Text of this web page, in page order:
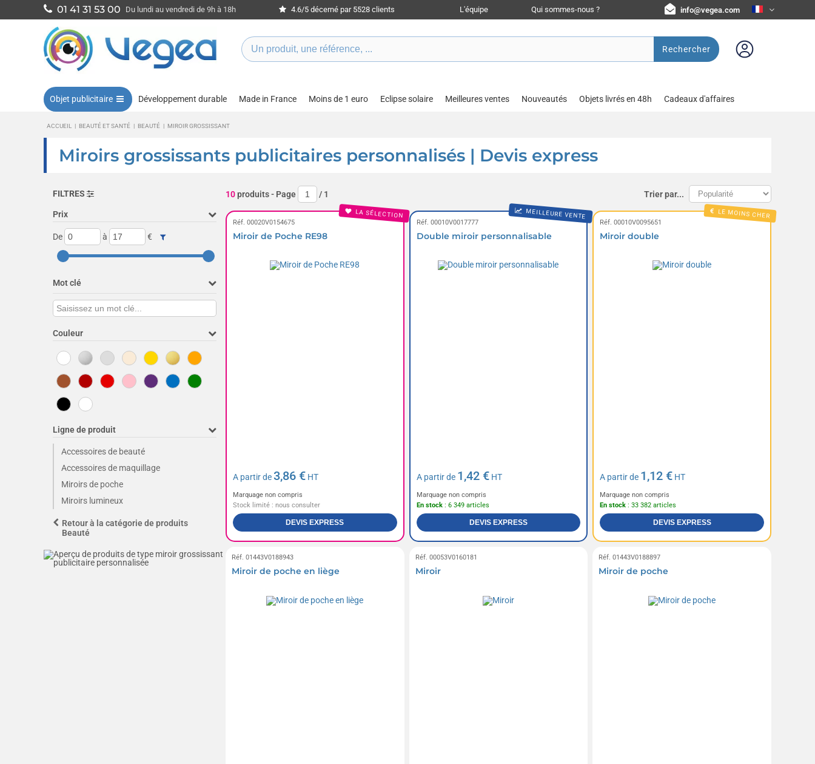
01 41 31 53 00 Du lundi au vendredi de 9h à 18h 4.6/5 décerné par 5528 clients L'équipe Qui sommes-nous ? info@vegea.com
Rechercher
Objet publicitaire Développement durable Made in France Moins de 1 euro Eclipse solaire Meilleures ventes Nouveautés Objets livrés en 48h Cadeaux d'affaires
ACCUEIL | BEAUTÉ ET SANTÉ | BEAUTÉ | MIROIR GROSSISSANT
Miroirs grossissants publicitaires personnalisés | Devis express
FILTRES
Prix
De à €
Mot clé
Couleur
Ligne de produit
Accessoires de beauté
Accessoires de maquillage
Miroirs de poche
Miroirs lumineux
Retour à la catégorie de produits
Beauté
10produits- Page / 1 Trier par...
LA SÉLECTION
Réf. 00020V0154675
Miroir de Poche RE98
A partir de3,86 € HT
Marquage non compris
Stock limité : nous consulter
DEVIS EXPRESS
MEILLEURE VENTE
Réf. 00010V0017777
Double miroir personnalisable
A partir de 1,42 €HT
Marquage non compris
En stock: 6 349 articles
DEVIS EXPRESS
LE MOINS CHER
Réf. 00010V0095651
Miroir double
A partir de 1,12 € HT
Marquage non compris
En stock : 33 382 articles
DEVIS EXPRESS
Réf. 01443V0188943
Miroir de poche en liège
Réf. 00053V0160181
Miroir
Réf. 01443V0188897
Miroir de poche